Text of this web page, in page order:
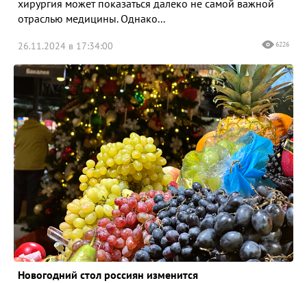
хирургия может показаться далеко не самой важной
отраслью медицины. Однако...
26.11.2024 в 17:34:00 6226
Новогодний стол россиян изменится